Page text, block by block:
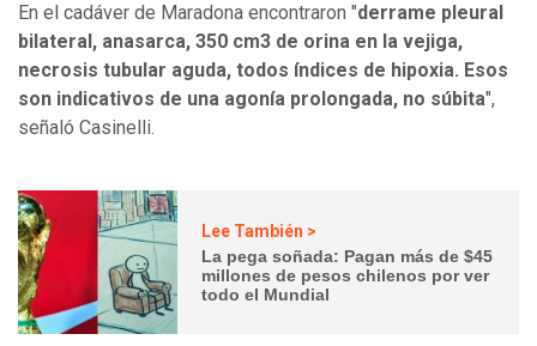
En el cadáver de Maradona encontraron "derrame pleural
bilateral, anasarca, 350 cm3 de orina en la vejiga,
necrosis tubular aguda, todos índices de hipoxia. Esos
son indicativos de una agonía prolongada, no súbita",
señaló Casinelli.
Lee También >
La pega soñada: Pagan más de $45
millones de pesos chilenos por ver
todo el Mundial